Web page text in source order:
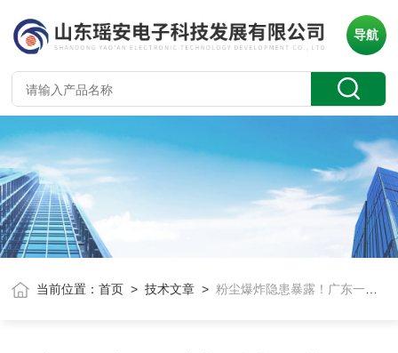
导航
当前位置：首页 >技术文章 >粉尘爆炸隐患暴露！广东一科技公司被罚7000元！